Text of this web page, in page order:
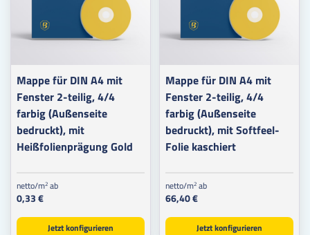
Mappe für DIN A4 mit
Fenster 2-teilig, 4/4
farbig (Außenseite
bedruckt), mit
Heißfolienprägung Gold
netto/m2 ab
0,33 €
Jetzt konfigurieren
Mappe für DIN A4 mit
Fenster 2-teilig, 4/4
farbig (Außenseite
bedruckt), mit Softfeel-
Folie kaschiert
netto/m2 ab
66,40 €
Jetzt konfigurieren